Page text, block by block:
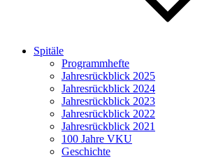
Spitäle
Programmhefte
Jahresrückblick 2025
Jahresrückblick 2024
Jahresrückblick 2023
Jahresrückblick 2022
Jahresrückblick 2021
100 Jahre VKU
Geschichte